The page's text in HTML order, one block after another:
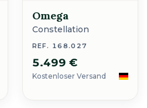
Omega
Constellation
REF. 168.027
5.499 €
Kostenloser Versand